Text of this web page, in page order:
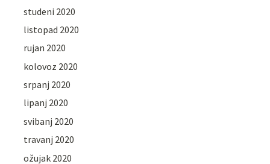
studeni 2020
listopad 2020
rujan 2020
kolovoz 2020
srpanj 2020
lipanj 2020
svibanj 2020
travanj 2020
ožujak 2020